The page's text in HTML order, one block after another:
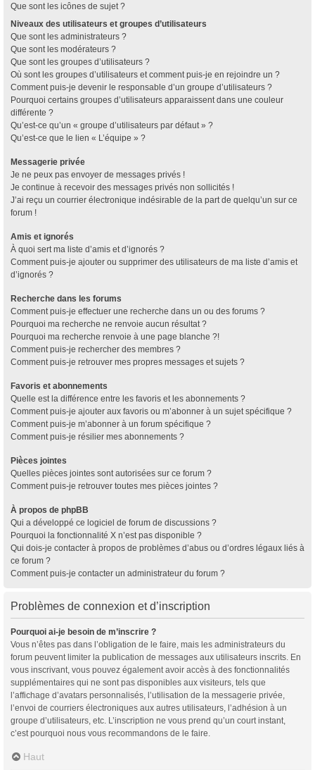
Que sont les icônes de sujet ?
Niveaux des utilisateurs et groupes d’utilisateurs
Que sont les administrateurs ?
Que sont les modérateurs ?
Que sont les groupes d’utilisateurs ?
Où sont les groupes d’utilisateurs et comment puis-je en rejoindre un ?
Comment puis-je devenir le responsable d’un groupe d’utilisateurs ?
Pourquoi certains groupes d’utilisateurs apparaissent dans une couleur
différente ?
Qu’est-ce qu’un « groupe d’utilisateurs par défaut » ?
Qu’est-ce que le lien « L’équipe » ?
Messagerie privée
Je ne peux pas envoyer de messages privés !
Je continue à recevoir des messages privés non sollicités !
J’ai reçu un courrier électronique indésirable de la part de quelqu’un sur ce
forum !
Amis et ignorés
À quoi sert ma liste d’amis et d’ignorés ?
Comment puis-je ajouter ou supprimer des utilisateurs de ma liste d’amis et
d’ignorés ?
Recherche dans les forums
Comment puis-je effectuer une recherche dans un ou des forums ?
Pourquoi ma recherche ne renvoie aucun résultat ?
Pourquoi ma recherche renvoie à une page blanche ?!
Comment puis-je rechercher des membres ?
Comment puis-je retrouver mes propres messages et sujets ?
Favoris et abonnements
Quelle est la différence entre les favoris et les abonnements ?
Comment puis-je ajouter aux favoris ou m’abonner à un sujet spécifique ?
Comment puis-je m’abonner à un forum spécifique ?
Comment puis-je résilier mes abonnements ?
Pièces jointes
Quelles pièces jointes sont autorisées sur ce forum ?
Comment puis-je retrouver toutes mes pièces jointes ?
À propos de phpBB
Qui a développé ce logiciel de forum de discussions ?
Pourquoi la fonctionnalité X n’est pas disponible ?
Qui dois-je contacter à propos de problèmes d’abus ou d’ordres légaux liés à
ce forum ?
Comment puis-je contacter un administrateur du forum ?
Problèmes de connexion et d’inscription
Pourquoi ai-je besoin de m’inscrire ?
Vous n’êtes pas dans l’obligation de le faire, mais les administrateurs du
forum peuvent limiter la publication de messages aux utilisateurs inscrits. En
vous inscrivant, vous pouvez également avoir accès à des fonctionnalités
supplémentaires qui ne sont pas disponibles aux visiteurs, tels que
l’affichage d’avatars personnalisés, l’utilisation de la messagerie privée,
l’envoi de courriers électroniques aux autres utilisateurs, l’adhésion à un
groupe d’utilisateurs, etc. L’inscription ne vous prend qu’un court instant,
c’est pourquoi nous vous recommandons de le faire.
Haut